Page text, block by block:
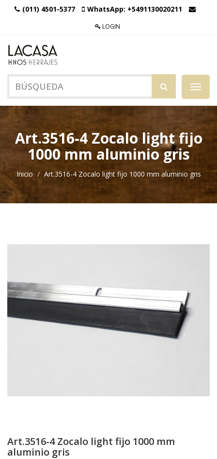
(011) 4501-5377 WhatsApp: +5491130020211
LOGIN
Menú
de
Art.3516-4 Zocalo light fijo
1000 mm aluminio gris
Inicio Art.3516-4 Zocalo light fijo 1000 mm aluminio gris
Art.3516-4 Zocalo light fijo 1000 mm
aluminio gris